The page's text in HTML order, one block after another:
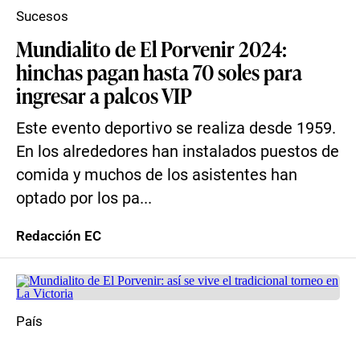
Mundialito de El Porvenir 2024:
hinchas pagan hasta 70 soles para
ingresar a palcos VIP
Este evento deportivo se realiza desde 1959.
En los alrededores han instalados puestos de
comida y muchos de los asistentes han
optado por los pa...
Sucesos
Redacción EC
País